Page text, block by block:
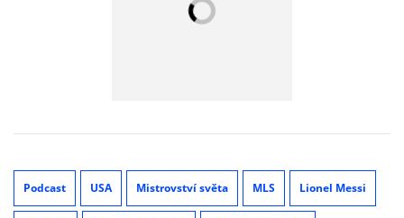
Podcast USA Mistrovství světa MLS Lionel Messi